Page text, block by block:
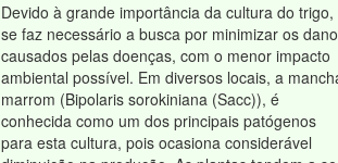
Devido à grande importância da cultura do trigo,
se faz necessário a busca por minimizar os
causados pelas doenças, com o menor impacto
ambiental possível. Em diversos locais, a
marrom (Bipolaris sorokiniana (Sacc)), é
conhecida como um dos principais patógenos
para esta cultura, pois ocasiona considerável